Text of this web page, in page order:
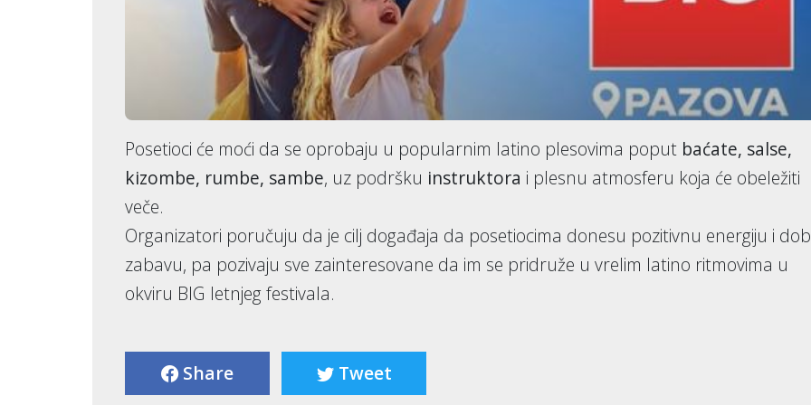
Posetioci će moći da se oprobaju u popularnim latino plesovima poput baćate, salse,
kizombe, rumbe, sambe, uz podršku instruktora i plesnu atmosferu koja će obeležiti
veče.
Organizatori poručuju da je cilj događaja da posetiocima donesu pozitivnu energiju i
zabavu, pa pozivaju sve zainteresovane da im se pridruže u vrelim latino ritmovima u
okviru BIG letnjeg festivala.
Share Tweet